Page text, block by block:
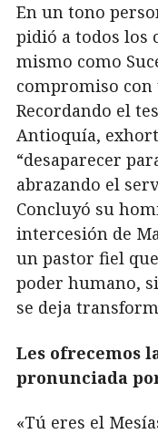
En un tono
pidió a todos los
mismo como
compromiso con
Recordando el
Antioquía,
“desaparecer
abrazando el
Concluyó su
intercesión de
un pastor fiel
poder humano,
se deja
Les ofrecemos
pronunciada
«Tú eres el